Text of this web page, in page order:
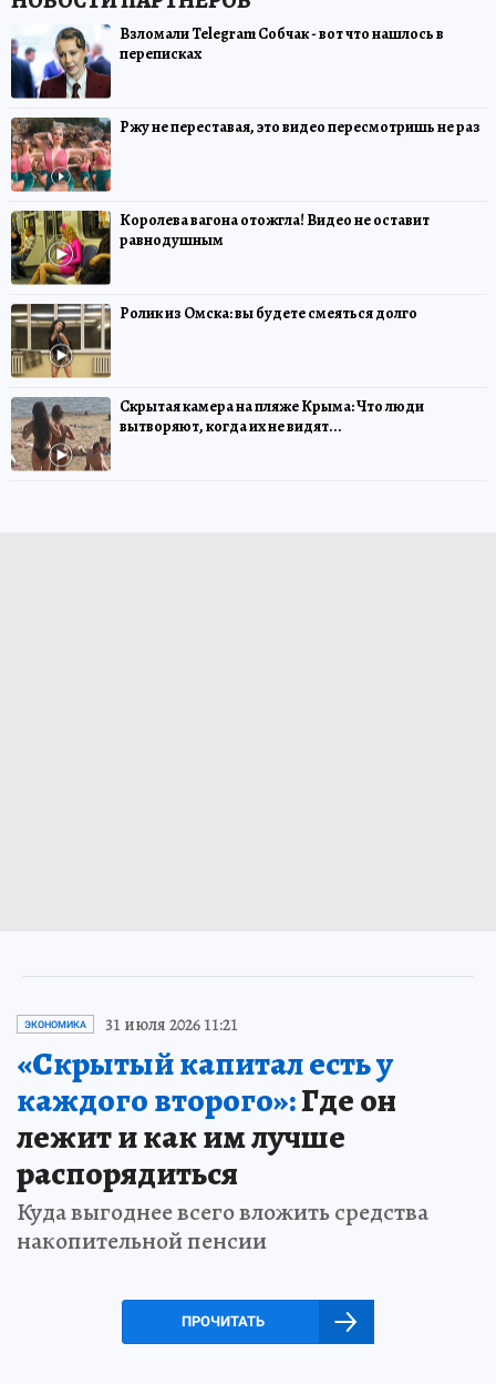
Взломали Telegram Собчак - вот что нашлось в
переписках
Ржу не переставая, это видео пересмотришь не раз
Королева вагона отожгла! Видео не оставит
равнодушным
Ролик из Омска: вы будете смеяться долго
Скрытая камера на пляже Крыма: Что люди
вытворяют, когда их не видят...
ЭКОНОМИКА 31 июля 2026 11:21
«Скрытый капитал есть у
каждого второго»:Где он
лежит и как им лучше
распорядиться
Куда выгоднее всего вложить средства
накопительной пенсии
ПРОЧИТАТЬ